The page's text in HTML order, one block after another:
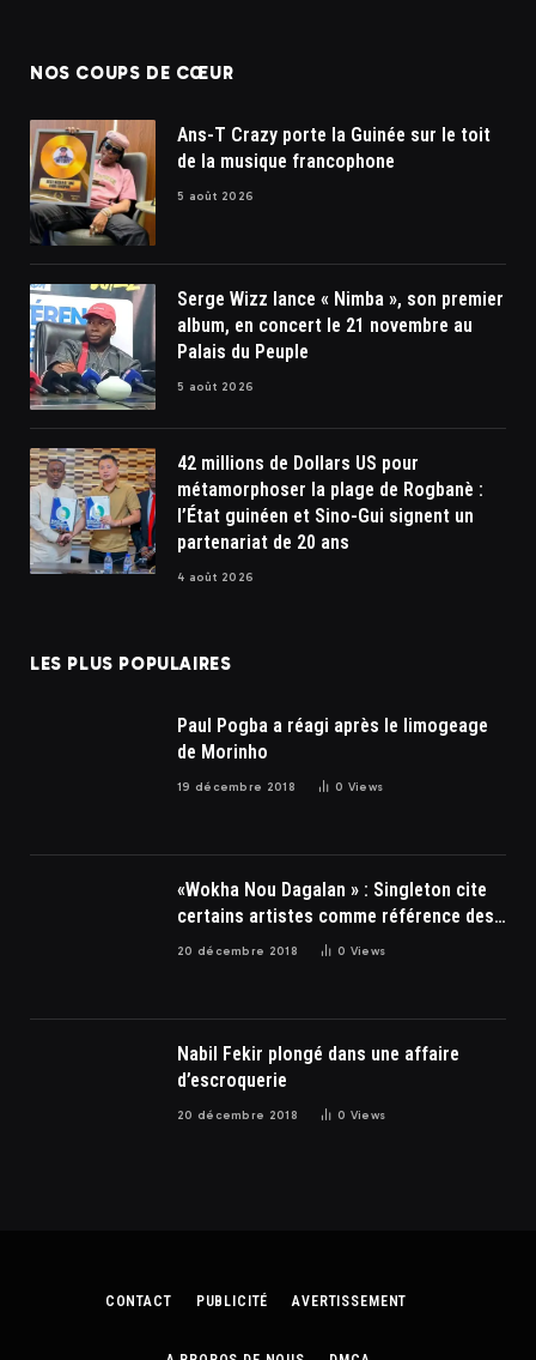
NOS COUPS DE CŒUR
Ans-T Crazy porte la Guinée sur le toit
de la musique francophone
5 août 2026
Serge Wizz lance « Nimba », son premier
album, en concert le 21 novembre au
Palais du Peuple
5 août 2026
42 millions de Dollars US pour
métamorphoser la plage de Rogbanè :
l’État guinéen et Sino-Gui signent un
partenariat de 20 ans
4 août 2026
LES PLUS POPULAIRES
Paul Pogba a réagi après le limogeage
de Morinho
19 décembre 2018 0 Views
«Wokha Nou Dagalan » : Singleton cite
certains artistes comme référence des
soulards
20 décembre 2018 0 Views
Nabil Fekir plongé dans une affaire
d’escroquerie
20 décembre 2018 0 Views
CONTACT PUBLICITÉ AVERTISSEMENT